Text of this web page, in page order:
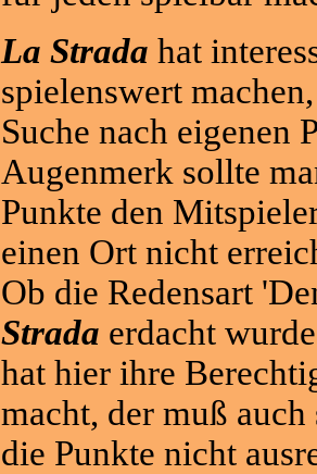
La Strada hat
spielenswert
Suche nach eigenen
Augenmerk sollte
Punkte den
einen Ort nicht
Ob die Redensart
Strada erdacht
hat hier ihre
macht, der muß
die Punkte nicht